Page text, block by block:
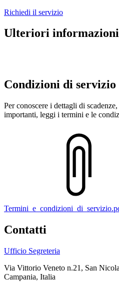
Richiedi il servizio
Ulteriori informazioni
Condizioni di servizio
Per conoscere i dettagli di
importanti, leggi i termini e le
Contatti
Ufficio Segreteria
Via Vittorio Veneto n.21, San
Campania, Italia